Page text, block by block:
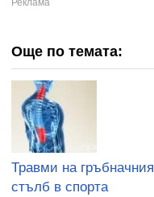
Още по темата:
Травми на гръбначния
стълб в спорта